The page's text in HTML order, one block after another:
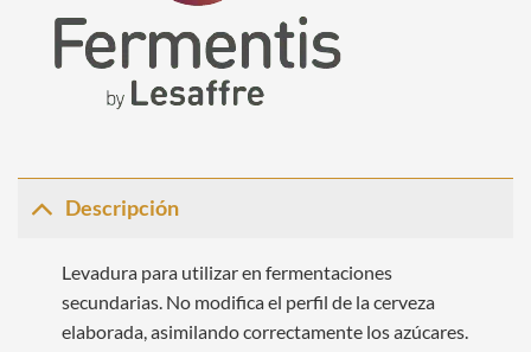
Descripción
Levadura para utilizar en fermentaciones
secundarias. No modifica el perfil de la cerveza
elaborada, asimilando correctamente los azúcares.